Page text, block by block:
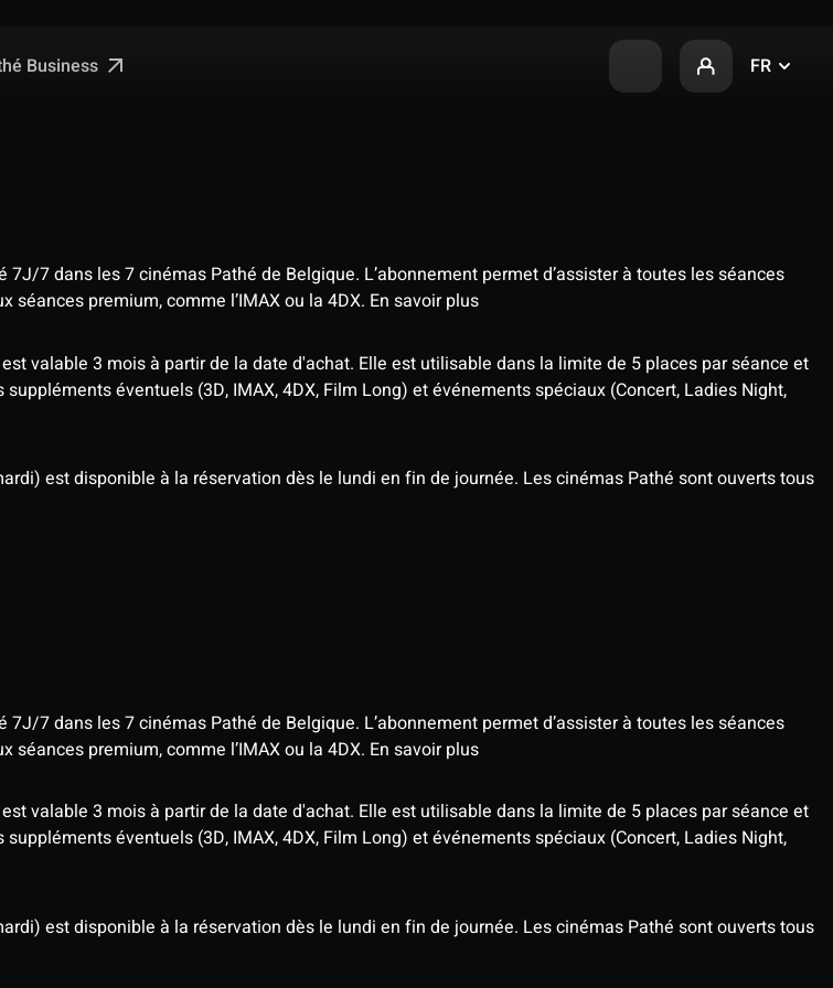
Business FR
7 dans les 7 cinémas Pathé de Belgique. L’abonnement permet d’assister à toutes les séances
premium, comme l’IMAX ou la 4DX. En savoir plus
valable 3 mois à partir de la date d'achat. Elle est utilisable dans la limite de 5 places par séance et
éventuels (3D, IMAX, 4DX, Film Long) et événements spéciaux (Concert, Ladies Night,
est disponible à la réservation dès le lundi en fin de journée. Les cinémas Pathé sont ouverts tous
7 dans les 7 cinémas Pathé de Belgique. L’abonnement permet d’assister à toutes les séances
premium, comme l’IMAX ou la 4DX. En savoir plus
valable 3 mois à partir de la date d'achat. Elle est utilisable dans la limite de 5 places par séance et
éventuels (3D, IMAX, 4DX, Film Long) et événements spéciaux (Concert, Ladies Night,
est disponible à la réservation dès le lundi en fin de journée. Les cinémas Pathé sont ouverts tous